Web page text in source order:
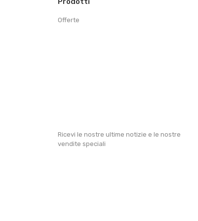
Offerte
Ricevi le nostre ultime notizie e le nostre
vendite speciali